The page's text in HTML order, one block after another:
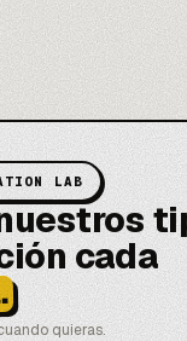
LAB
cada
quieras.